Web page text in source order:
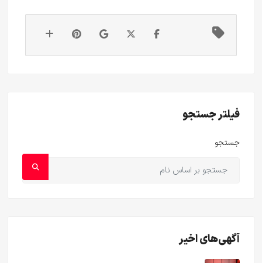
فیلتر جستجو
جستجو
آگهی‌های اخیر